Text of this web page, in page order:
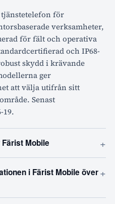
tjänstetelefon för
verksamheter,
för fält och operativa
och IP68-
skydd i krävande
ger
att välja utifrån sitt
Senast
19.
Mobile +
i Färist Mobile över+